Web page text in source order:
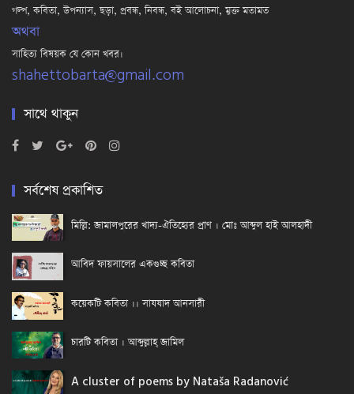
গল্প, কবিতা, উপন্যাস, ছড়া, প্রবন্ধ, নিবন্ধ, বই আলোচনা, মুক্ত মতামত
অথবা
সাহিত্য বিষয়ক যে কোন খবর।
shahettobarta@gmail.com
সাথে থাকুন
সর্বশেষ প্রকাশিত
মিল্লি: জামালপুরের খাদ্য-ঐতিহ্যের প্রাণ । মোঃ আব্দুল হাই আলহাদী
আবিদ ফায়সালের একগুচ্ছ কবিতা
কয়েকটি কবিতা ।। সাযযাদ আনসারী
চারটি কবিতা । আব্দুল্লাহ্ জামিল
A cluster of poems by Nataša Radanović